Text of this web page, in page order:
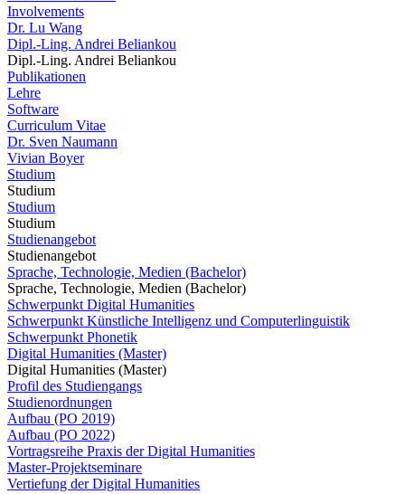
Involvements
Dr. Lu Wang
Dipl.-Ling. Andrei Beliankou
Dipl.-Ling. Andrei Beliankou
Publikationen
Lehre
Software
Curriculum Vitae
Dr. Sven Naumann
Vivian Boyer
Studium
Studium
Studium
Studium
Studienangebot
Studienangebot
Sprache, Technologie, Medien (Bachelor)
Sprache, Technologie, Medien (Bachelor)
Schwerpunkt Digital Humanities
Schwerpunkt Künstliche Intelligenz und Computerlinguistik
Schwerpunkt Phonetik
Digital Humanities (Master)
Digital Humanities (Master)
Profil des Studiengangs
Studienordnungen
Aufbau (PO 2019)
Aufbau (PO 2022)
Vortragsreihe Praxis der Digital Humanities
Master-Projektseminare
Vertiefung der Digital Humanities